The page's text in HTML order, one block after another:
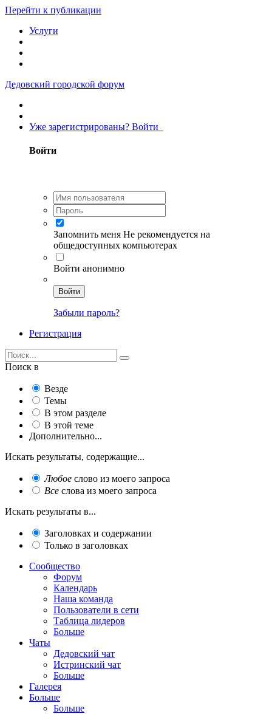
Перейти к публикации
Услуги
Дедовский городской форум
Уже зарегистрированы? Войти
Войти
Запомнить меня Не рекомендуется на
общедоступных компьютерах
Войти анонимно
Войти
Забыли пароль?
Регистрация
Поиск в
Везде
Темы
В этом разделе
В этой теме
Дополнительно...
Искать результаты, содержащие...
Любое слово из моего запроса
Все слова из моего запроса
Искать результаты в...
Заголовках и содержании
Только в заголовках
Сообщество
Форум
Календарь
Наша команда
Пользователи в сети
Таблица лидеров
Больше
Чаты
Дедовский чат
Истринский чат
Больше
Галерея
Больше
Больше